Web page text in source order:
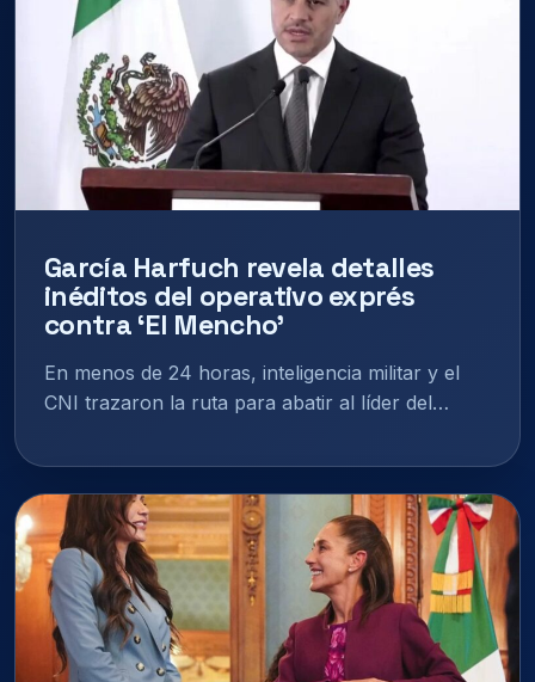
García Harfuch revela detalles
inéditos del operativo exprés
contra ‘El Mencho’
En menos de 24 horas, inteligencia militar y el
CNI trazaron la ruta para abatir al líder del…